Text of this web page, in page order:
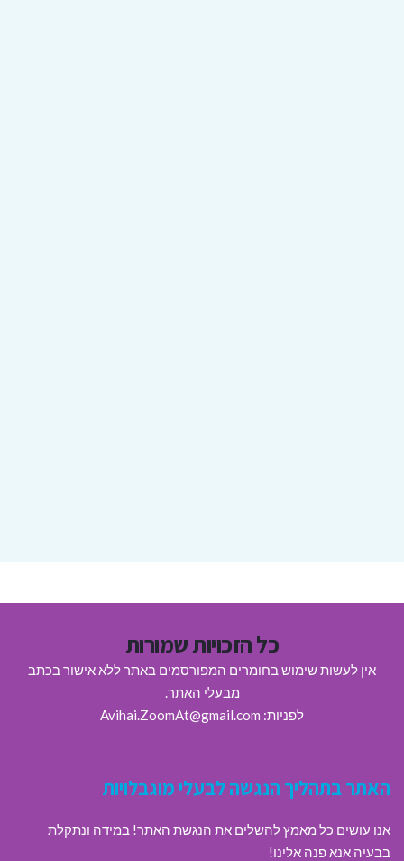
כל הזכויות שמורות
אין לעשות שימוש בחומרים המפורסמים באתר ללא אישור בכתב
מבעלי האתר.
לפניות: Avihai.ZoomAt@gmail.com
האתר בתהליך הנגשה לבעלי מוגבלויות
אנו עושים כל מאמץ להשלים את הנגשת האתר! במידה ונתקלת
בבעיה אנא פנה אלינו!